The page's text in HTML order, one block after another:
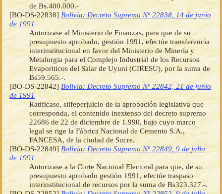
de Bs.400.000.-
[BO-DS-22838] Bolivia: Decreto Supremo Nº 22838, 14 de junio
de 1991
Autorizase al Ministerio de Finanzas, para que de su
presupuesto aprobado, gestión 1991, efectúe transferencia
interinstitucional en favor del Ministerio de Minería y
Metalurgia para el Complejo Industrial de los Recursos
Evaporiticos del Salar de Uyuni (CIRESU), por la suma de
Bs59.565.-.
[BO-DS-22842] Bolivia: Decreto Supremo Nº 22842, 21 de junio
de 1991
Ratificase, siifeperjuicio de la aprobación legislativa que
corresponda, el contenido inextenso del decreto supremo
22686 de 22 de diciembre de 1.990, bajo cuyo marco
legal se rige la Fábrica Nacional de Cemento S.A.,
FANCESA, de la ciudad de Sucre.
[BO-DS-22849] Bolivia: Decreto Supremo Nº 22849, 9 de julio
de 1991
Autorizase a la Corte Nacional Electoral para que, de su
presupuesto aprobado gestión 1991, efectúe traspaso
interinstitucional de recursos por la suma de Bs323.327.-.